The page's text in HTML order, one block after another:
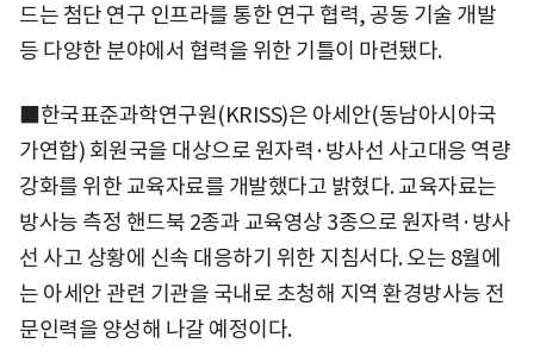
드는 첨단 연구 인프라를 통한 연구 협력, 공동 기술 개발
등 다양한 분야에서 협력을 위한 기틀이 마련됐다.
■한국표준과학연구원(KRISS)은 아세안(동남아시아국
가연합) 회원국을 대상으로 원자력·방사선 사고대응 역량
강화를 위한 교육자료를 개발했다고 밝혔다. 교육자료는
방사능 측정 핸드북 2종과 교육영상 3종으로 원자력·방사
선 사고 상황에 신속 대응하기 위한 지침서다. 오는 8월에
는 아세안 관련 기관을 국내로 초청해 지역 환경방사능 전
문인력을 양성해 나갈 예정이다.